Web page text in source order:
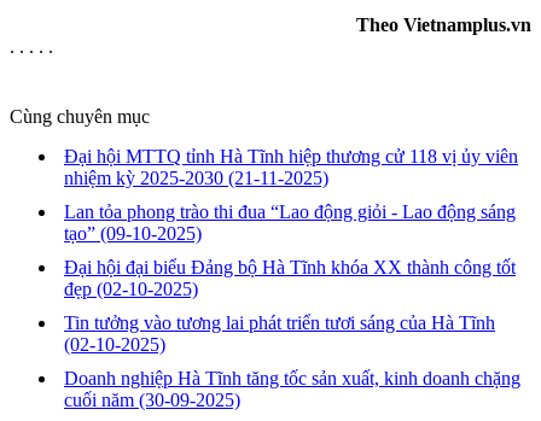
Theo Vietnamplus.vn
. . . . .
Cùng chuyên mục
Đại hội MTTQ tỉnh Hà Tĩnh hiệp thương cử 118 vị ủy viên
nhiệm kỳ 2025-2030 (21-11-2025)
Lan tỏa phong trào thi đua “Lao động giỏi - Lao động sáng
tạo” (09-10-2025)
Đại hội đại biểu Đảng bộ Hà Tĩnh khóa XX thành công tốt
đẹp (02-10-2025)
Tin tưởng vào tương lai phát triển tươi sáng của Hà Tĩnh
(02-10-2025)
Doanh nghiệp Hà Tĩnh tăng tốc sản xuất, kinh doanh chặng
cuối năm (30-09-2025)